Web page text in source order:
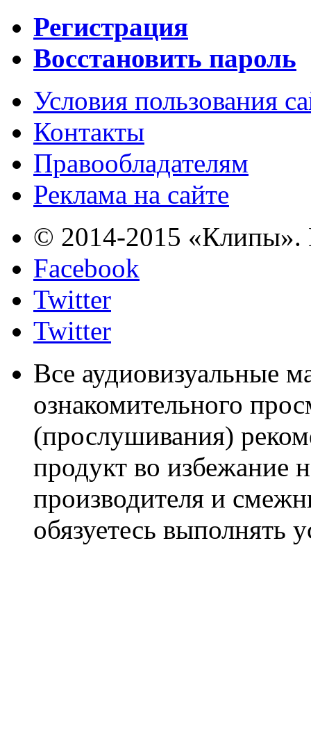
Регистрация
Восстановить пароль
Условия пользования
Контакты
Правообладателям
Реклама на сайте
© 2014-2015 «Клипы».
Facebook
Twitter
Twitter
Все аудиовизуальные
ознакомительного
(прослушивания)
продукт во избежание
производителя и
обязуетесь выполнять